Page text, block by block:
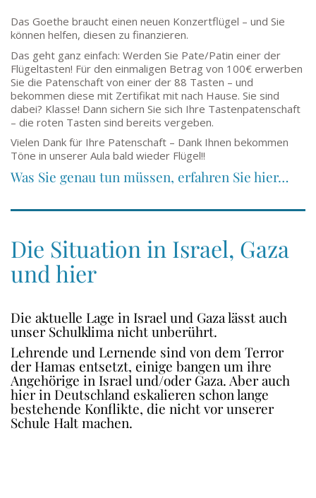
Das Goethe braucht einen neuen Konzertflügel – und Sie
können helfen, diesen zu finanzieren.
Das geht ganz einfach: Werden Sie Pate/Patin einer der
Flügeltasten! Für den einmaligen Betrag von 100€ erwerben
Sie die Patenschaft von einer der 88 Tasten – und
bekommen diese mit Zertifikat mit nach Hause. Sie sind
dabei? Klasse! Dann sichern Sie sich Ihre Tastenpatenschaft
– die roten Tasten sind bereits vergeben.
Vielen Dank für Ihre Patenschaft – Dank Ihnen bekommen
Töne in unserer Aula bald wieder Flügel!!
Was Sie genau tun müssen, erfahren Sie hier…
Die Situation in Israel, Gaza
und hier
Die aktuelle Lage in Israel und Gaza lässt auch
unser Schulklima nicht unberührt.
Lehrende und Lernende sind von dem Terror
der Hamas entsetzt, einige bangen um ihre
Angehörige in Israel und/oder Gaza. Aber auch
hier in Deutschland eskalieren schon lange
bestehende Konflikte, die nicht vor unserer
Schule Halt machen.